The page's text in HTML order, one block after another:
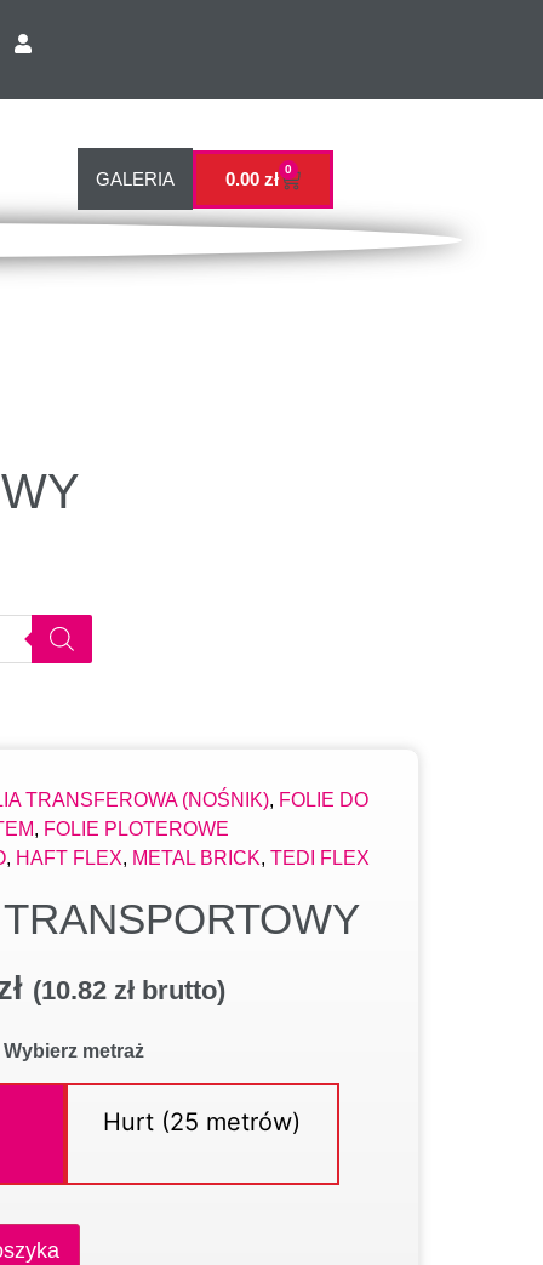
GALERIA 0.00 zł 0
TRANSFEROWA (NOŚNIK), FOLIE DO
, FOLIE PLOTEROWE
, HAFT FLEX, METAL BRICK, TEDI FLEX
(10.82 zł brutto)
Wybierz metraż
Hurt (25 metrów)